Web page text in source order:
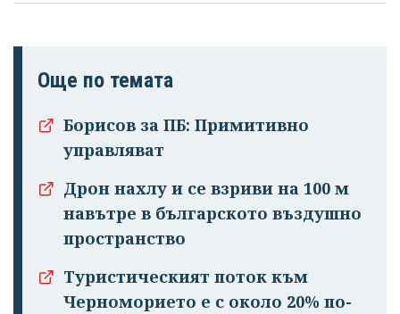
Още по темата
Борисов за ПБ: Примитивно
управляват
Дрон нахлу и се взриви на 100 м
навътре в българското въздушно
пространство
Туристическият поток към
Черноморието е с около 20% по-